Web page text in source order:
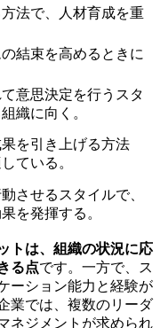
法で、人材育成を重
結束を高めるときに
意思決定を行うスタ
織に向く。
を引き上げる方法
ている。
させるスタイルで、
を発揮する。
トは、組織の状況に応
る点です。一方で、ス
ーション能力と経験が
業では、複数のリーダ
ネジメントが求められ